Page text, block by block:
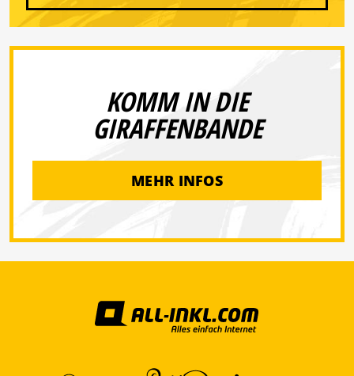
KOMM IN DIE
GIRAFFENBANDE
MEHR INFOS